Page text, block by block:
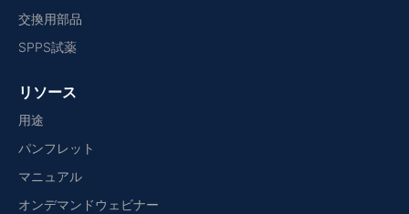
交換用部品
SPPS試薬
リソース
用途
パンフレット
マニュアル
オンデマンドウェビナー